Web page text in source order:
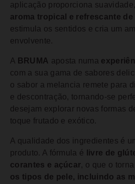
aplicação proporciona
aroma tropical e refrescante de
estimula os sentidos e cria um
envolvente.
A BRUMA aposta numa
com a sua gama de sabores
o sabor a melancia remete para
e descontração, tornando-se
desejam explorar novas formas
toque frutado e exótico.
A qualidade dos ingredientes é
produto. A fórmula é
livre de
corantes e açúcar, o que o
os tipos de pele, incluindo as